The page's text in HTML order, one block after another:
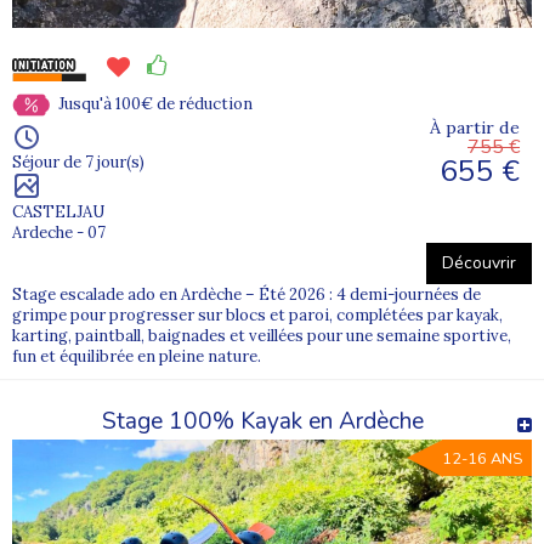
2. Quels documents sont nécessaires pour inscrire un
Une fiche sanitaire, une autorisation parentale et un certificat
médical sont généralement demandés pour valider l’inscription.
3. Peut-on choisir une colonie selon l’âge et les centres
d’intérêt de l’adolescent ?
Oui, nos séjours sont organisés par tranche d’âge et proposent
des activités variées pour correspondre aux envies et besoins de
chaque jeune.
Jusqu'à 100€ de réduction
Séjour de 7 jour(s)
CASTELJAU
Ardeche - 07
À partir de
755 €
655 €
Découvrir
Stage escalade ado en Ardèche – Été 2026 : 4 demi-journées de
grimpe pour progresser sur blocs et paroi, complétées par kayak,
karting, paintball, baignades et veillées pour une semaine sportive,
fun et équilibrée en pleine nature.
Stage 100% Kayak en Ardèche
12-16 ANS